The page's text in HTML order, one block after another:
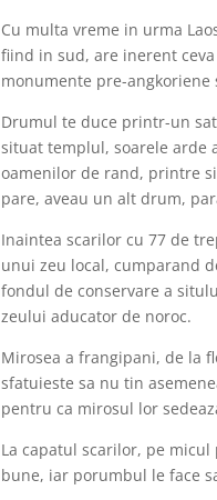
Cu multa vreme in urma
fiind in sud, are inerent
monumente pre-angkoriene
Drumul te duce printr-un
situat templul, soarele arde
oamenilor de rand, printre
pare, aveau un alt drum,
Inaintea scarilor cu 77 de
unui zeu local, cumparand
fondul de conservare a
zeului aducator de noroc.
Mirosea a frangipani, de la
sfatuieste sa nu tin
pentru ca mirosul lor
La capatul scarilor, pe
bune, iar porumbul le face